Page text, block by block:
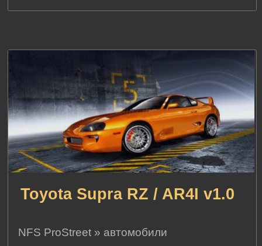
Toyota Supra RZ / AR4I v1.0
NFS ProStreet » автомобили